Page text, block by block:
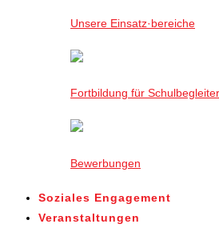
Unsere Einsatz·bereiche
Fortbildung für Schulbegleiter
Bewerbungen
Soziales Engagement
Veranstaltungen